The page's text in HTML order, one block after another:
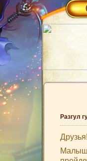
Разгул
Друзья!